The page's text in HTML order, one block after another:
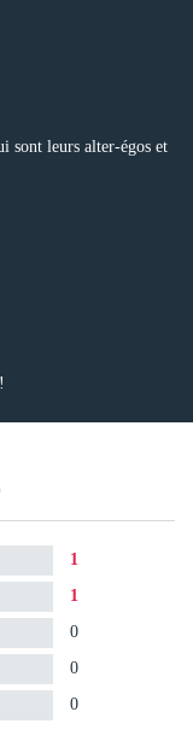
sont leurs alter-égos et
1
1
0
0
0